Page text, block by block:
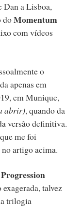
Dan a Lisboa,
doMomentum
com vídeos
o
apenas em
em Munique,
abrir), quando da
versão definitiva.
me foi
artigo acima.
Progression
talvez
trilogia